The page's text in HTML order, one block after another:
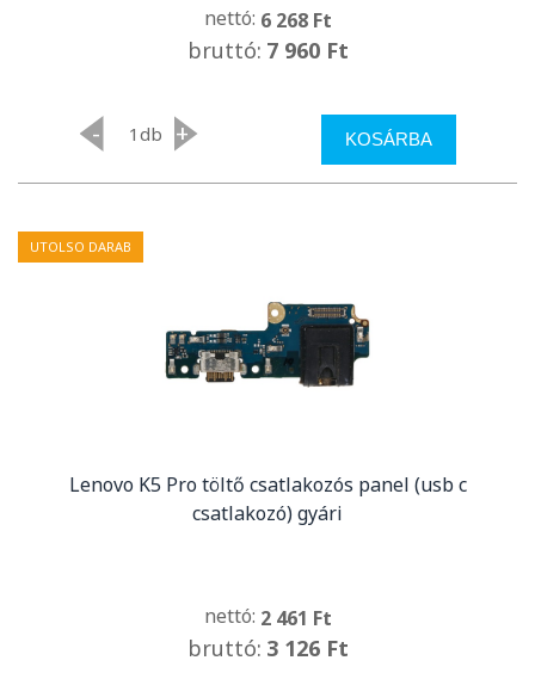
nettó: 6 268 Ft
bruttó: 7 960 Ft
- db + KOSÁRBA
UTOLSO DARAB
Lenovo K5 Pro töltő csatlakozós panel (usb c
csatlakozó) gyári
nettó: 2 461 Ft
bruttó: 3 126 Ft